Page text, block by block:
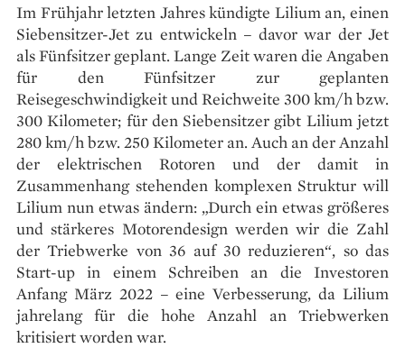
Im Frühjahr letzten Jahres kündigte Lilium an, einen
Siebensitzer-Jet zu entwickeln – davor war der Jet
als Fünfsitzer geplant. Lange Zeit waren die Angaben
für den Fünfsitzer zur geplanten
Reisegeschwindigkeit und Reichweite 300 km/h bzw.
300 Kilometer; für den Siebensitzer gibt Lilium jetzt
280 km/h bzw. 250 Kilometer an. Auch an der Anzahl
der elektrischen Rotoren und der damit in
Zusammenhang stehenden komplexen Struktur will
Lilium nun etwas ändern: „Durch ein etwas größeres
und stärkeres Motorendesign werden wir die Zahl
der Triebwerke von 36 auf 30 reduzieren“, so das
Start-up in einem Schreiben an die Investoren
Anfang März 2022 – eine Verbesserung, da Lilium
jahrelang für die hohe Anzahl an Triebwerken
kritisiert worden war.